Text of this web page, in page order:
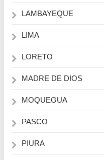
LAMBAYEQUE
LIMA
LORETO
MADRE DE DIOS
MOQUEGUA
PASCO
PIURA